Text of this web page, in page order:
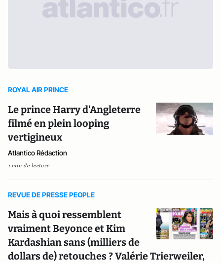
ROYAL AIR PRINCE
Le prince Harry d'Angleterre
filmé en plein looping
vertigineux
Atlantico Rédaction
1 min de lecture
REVUE DE PRESSE PEOPLE
Mais à quoi ressemblent
vraiment Beyonce et Kim
Kardashian sans (milliers de
dollars de) retouches ? Valérie Trierweiler,